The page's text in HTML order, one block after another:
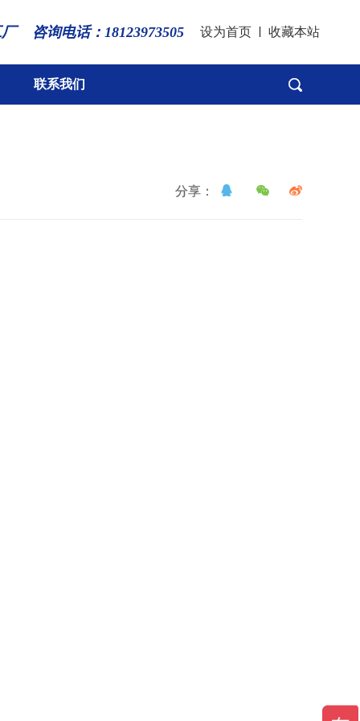
咨询电话：18123973505 设为首页 收藏本站
联系我们
分享：